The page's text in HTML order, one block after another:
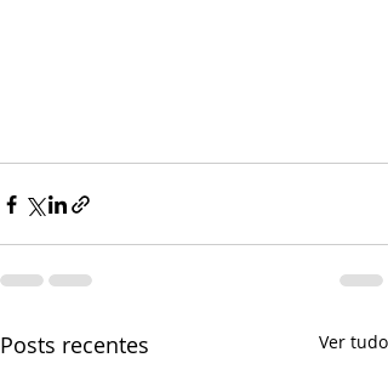
Posts recentes Ver tudo